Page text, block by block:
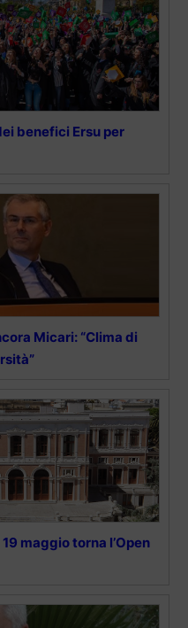
benefici Ersu per
Micari: “Clima di
maggio torna l’Open